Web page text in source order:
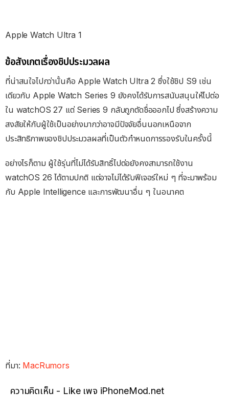
Apple Watch Ultra 1
ข้อสังเกตเรื่องชิปประมวลผล
ที่น่าสนใจไปกว่านั้นคือ Apple Watch Ultra 2 ซึ่งใช้ชิป S9 เช่น
เดียวกับ Apple Watch Series 9 ยังคงได้รับการสนับสนุนให้ไปต่อ
ใน watchOS 27 แต่ Series 9 กลับถูกตัดชื่อออกไป ซึ่งสร้างความ
สงสัยให้กับผู้ใช้เป็นอย่างมากว่าอาจมีปัจจัยอื่นนอกเหนือจาก
ประสิทธิภาพของชิปประมวลผลที่เป็นตัวกำหนดการรองรับในครั้งนี้
อย่างไรก็ตาม ผู้ใช้รุ่นที่ไม่ได้รับสิทธิ์ไปต่อยังคงสามารถใช้งาน
watchOS 26 ได้ตามปกติ แต่อาจไม่ได้รับฟีเจอร์ใหม่ ๆ ที่จะมาพร้อม
กับ Apple Intelligence และการพัฒนาอื่น ๆ ในอนาคต
ที่มา: MacRumors
ความคิดเห็น - Like เพจ iPhoneMod.net